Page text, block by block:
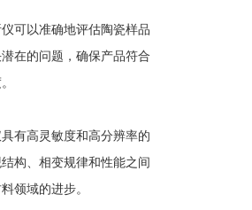
可以准确地评估陶瓷样品
在的问题，确保产品符合
有高灵敏度和高分辨率的
构、相变规律和性能之间
领域的进步。